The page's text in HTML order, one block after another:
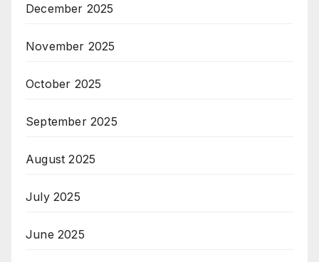
December 2025
November 2025
October 2025
September 2025
August 2025
July 2025
June 2025